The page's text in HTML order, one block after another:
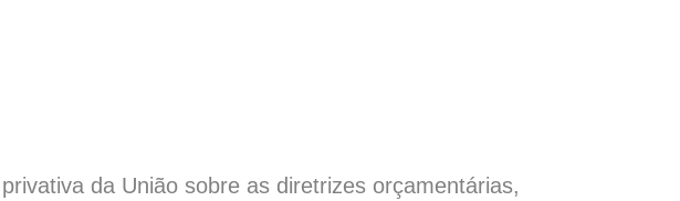
da União sobre as diretrizes orçamentárias,